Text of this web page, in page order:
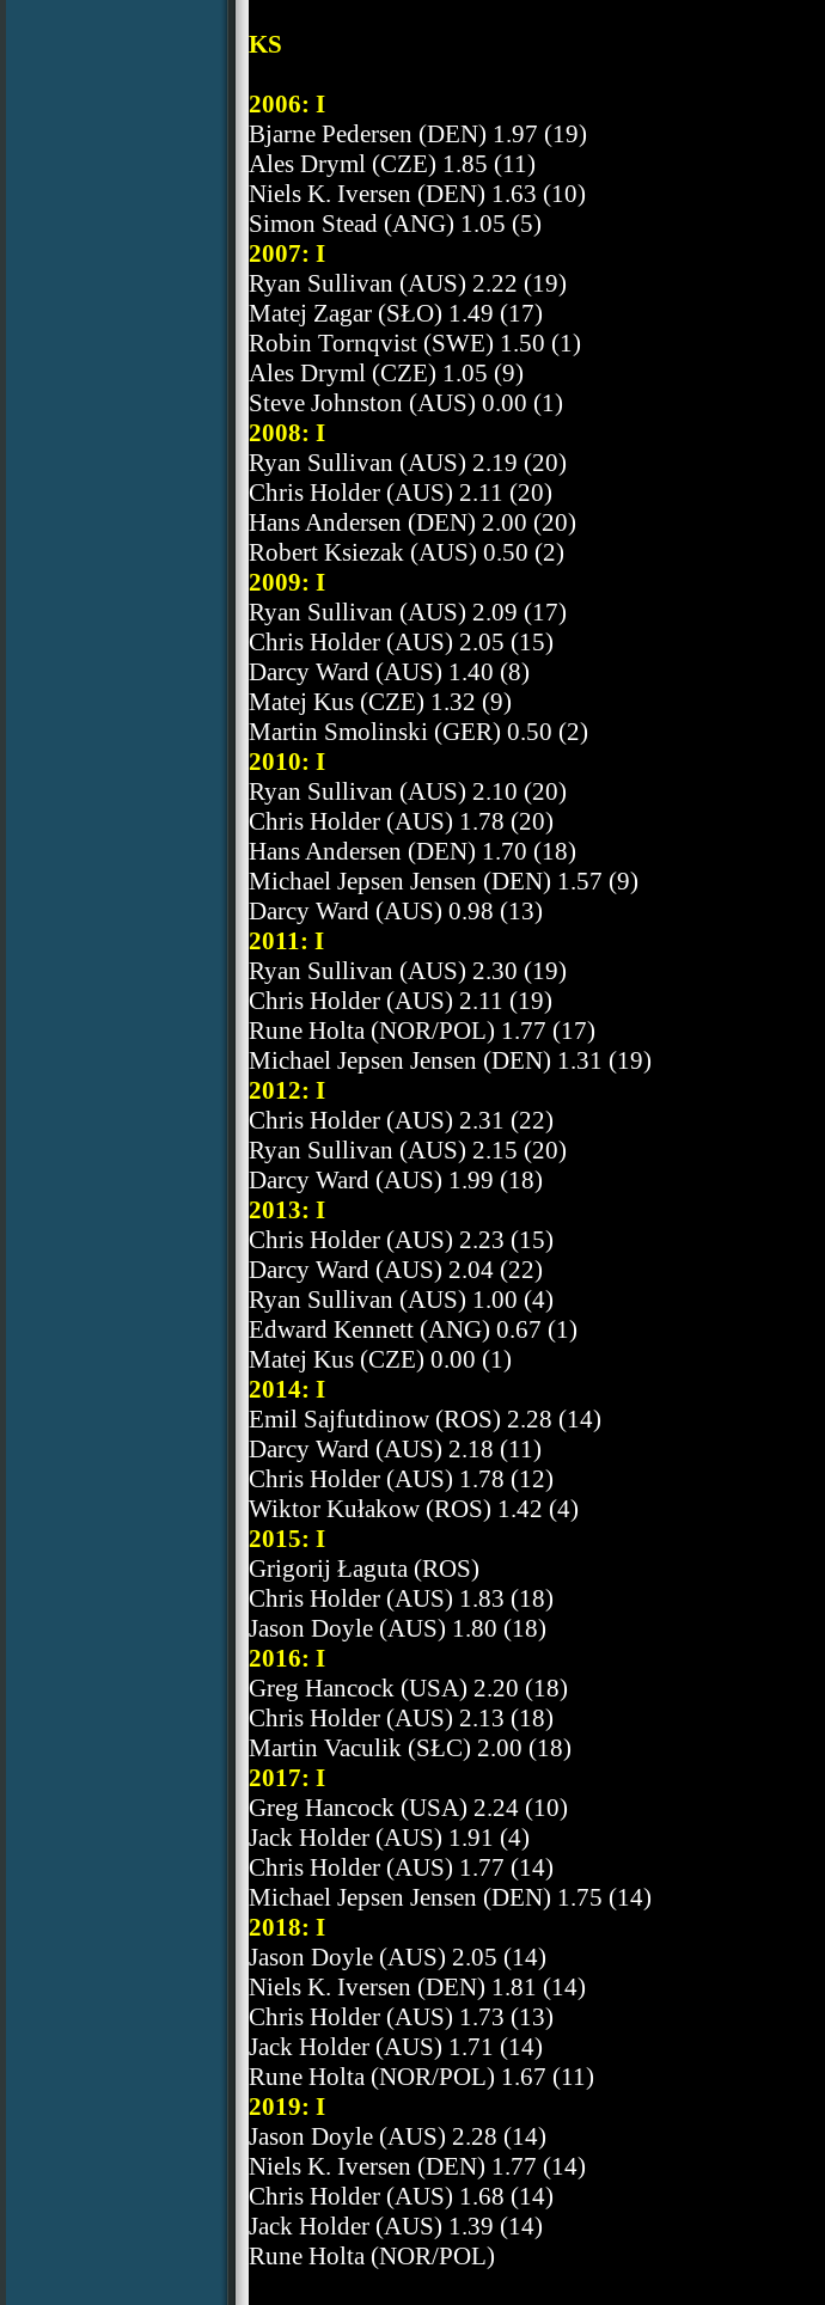
KS
2006: I
Bjarne Pedersen (DEN) 1.97 (19)
Ales Dryml (CZE) 1.85 (11)
Niels K. Iversen (DEN) 1.63 (10)
Simon Stead (ANG) 1.05 (5)
2007: I
Ryan Sullivan (AUS) 2.22 (19)
Matej Zagar (SŁO) 1.49 (17)
Robin Tornqvist (SWE) 1.50 (1)
Ales Dryml (CZE) 1.05 (9)
Steve Johnston (AUS) 0.00 (1)
2008: I
Ryan Sullivan (AUS) 2.19 (20)
Chris Holder (AUS) 2.11 (20)
Hans Andersen (DEN) 2.00 (20)
Robert Ksiezak (AUS) 0.50 (2)
2009: I
Ryan Sullivan (AUS) 2.09 (17)
Chris Holder (AUS) 2.05 (15)
Darcy Ward (AUS) 1.40 (8)
Matej Kus (CZE) 1.32 (9)
Martin Smolinski (GER) 0.50 (2)
2010: I
Ryan Sullivan (AUS) 2.10 (20)
Chris Holder (AUS) 1.78 (20)
Hans Andersen (DEN) 1.70 (18)
Michael Jepsen Jensen (DEN) 1.57 (9)
Darcy Ward (AUS) 0.98 (13)
2011: I
Ryan Sullivan (AUS) 2.30 (19)
Chris Holder (AUS) 2.11 (19)
Rune Holta (NOR/POL) 1.77 (17)
Michael Jepsen Jensen (DEN) 1.31 (19)
2012: I
Chris Holder (AUS) 2.31 (22)
Ryan Sullivan (AUS) 2.15 (20)
Darcy Ward (AUS) 1.99 (18)
2013: I
Chris Holder (AUS) 2.23 (15)
Darcy Ward (AUS) 2.04 (22)
Ryan Sullivan (AUS) 1.00 (4)
Edward Kennett (ANG) 0.67 (1)
Matej Kus (CZE) 0.00 (1)
2014: I
Emil Sajfutdinow (ROS) 2.28 (14)
Darcy Ward (AUS) 2.18 (11)
Chris Holder (AUS) 1.78 (12)
Wiktor Kułakow (ROS) 1.42 (4)
2015: I
Grigorij Łaguta (ROS)
Chris Holder (AUS) 1.83 (18)
Jason Doyle (AUS) 1.80 (18)
2016: I
Greg Hancock (USA) 2.20 (18)
Chris Holder (AUS) 2.13 (18)
Martin Vaculik (SŁC) 2.00 (18)
2017: I
Greg Hancock (USA) 2.24 (10)
Jack Holder (AUS) 1.91 (4)
Chris Holder (AUS) 1.77 (14)
Michael Jepsen Jensen (DEN) 1.75 (14)
2018: I
Jason Doyle (AUS) 2.05 (14)
Niels K. Iversen (DEN) 1.81 (14)
Chris Holder (AUS) 1.73 (13)
Jack Holder (AUS) 1.71 (14)
Rune Holta (NOR/POL) 1.67 (11)
2019: I
Jason Doyle (AUS) 2.28 (14)
Niels K. Iversen (DEN) 1.77 (14)
Chris Holder (AUS) 1.68 (14)
Jack Holder (AUS) 1.39 (14)
Rune Holta (NOR/POL)